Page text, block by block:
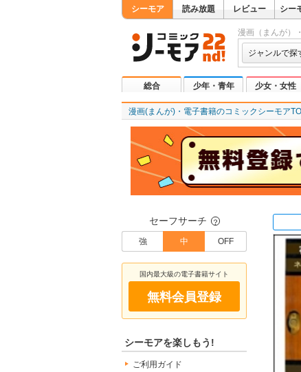
シーモア 読み放題 レビュー シー
漫画（まんが）
ジャンルで探
総合 少年・青年 少女・女性
漫画(まんが)・電子書籍のコミックシーモア
セーフサーチ ？
強 中 OFF
国内最大級の電子書籍サイト
無料会員登録
シーモアを楽しもう!
ご利用ガイド